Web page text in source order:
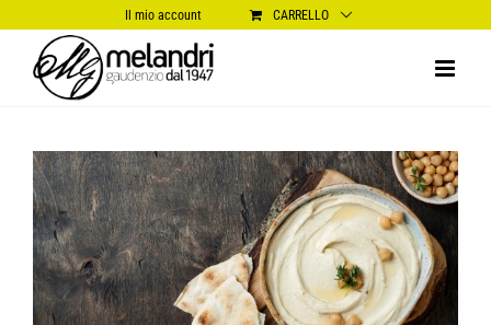
al
contenuto
Il mio account CARRELLO
Ingrandisci
immagine